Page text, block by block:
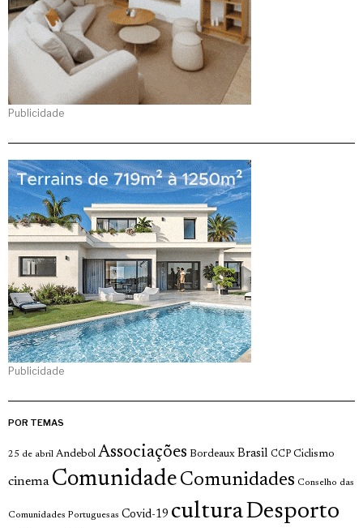
Publicidade
Publicidade
POR TEMAS
25 de abril Andebol Associações Bordeaux Brasil CCP Ciclismo
cinema Comunidade Comunidades Conselho das
Comunidades Portuguesas Covid-19 culturaDesporto